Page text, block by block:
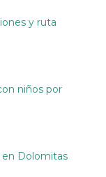
y ruta
niños por
en Dolomitas